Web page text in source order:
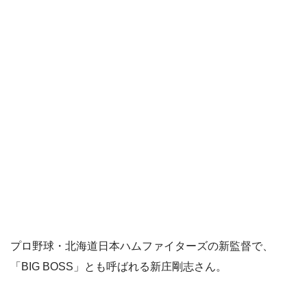
プロ野球・北海道日本ハムファイターズの新監督で、
「BIG BOSS」とも呼ばれる新庄剛志さん。